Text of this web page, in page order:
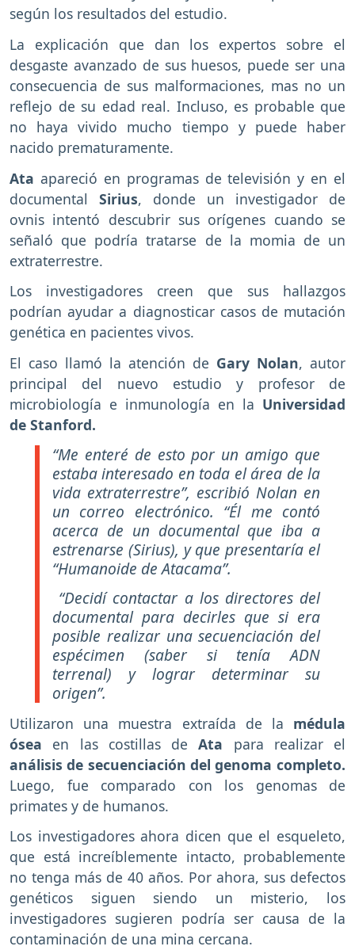
según los resultados del estudio.
La explicación que dan los expertos sobre el
desgaste avanzado de sus huesos, puede ser una
consecuencia de sus malformaciones, mas no un
reflejo de su edad real. Incluso, es probable que
no haya vivido mucho tiempo y puede haber
nacido prematuramente.
Ata apareció en programas de televisión y en el
documental Sirius, donde un investigador de
ovnis intentó descubrir sus orígenes cuando se
señaló que podría tratarse de la momia de un
extraterrestre.
Los investigadores creen que sus hallazgos
podrían ayudar a diagnosticar casos de mutación
genética en pacientes vivos.
El caso llamó la atención de Gary Nolan, autor
principal del nuevo estudio y profesor de
microbiología e inmunología en la Universidad
de Stanford.
“Me enteré de esto por un amigo que
estaba interesado en toda el área de la
vida extraterrestre”, escribió Nolan en
un correo electrónico. “Él me contó
acerca de un documental que iba a
estrenarse (Sirius), y que presentaría el
“Humanoide de Atacama”.
“Decidí contactar a los directores del
documental para decirles que si era
posible realizar una secuenciación del
espécimen (saber si tenía ADN
terrenal) y lograr determinar su
origen”.
Utilizaron una muestra extraída de la médula
ósea en las costillas deAta para realizar el
análisis de secuenciación del genoma completo.
Luego, fue comparado con los genomas de
primates y de humanos.
Los investigadores ahora dicen que el esqueleto,
que está increíblemente intacto, probablemente
no tenga más de 40 años. Por ahora, sus defectos
genéticos siguen siendo un misterio, los
investigadores sugieren podría ser causa de la
contaminación de una mina cercana.